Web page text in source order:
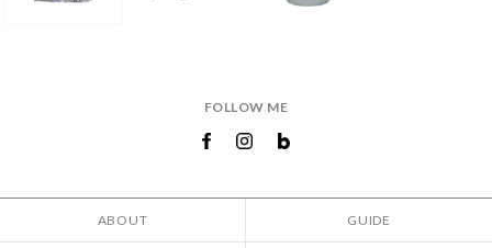
FOLLOW ME
ABOUT GUIDE